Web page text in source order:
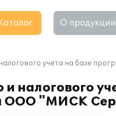
О продукции
учета на базе
налогового
ООО "МИСК